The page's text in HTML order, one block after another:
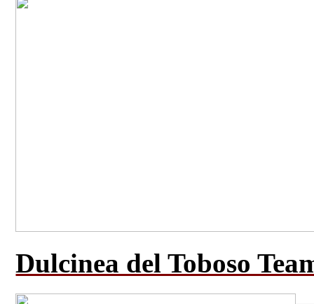
Dulcinea del Toboso